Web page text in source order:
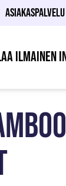
Asiakaspalvelu
ilmainen